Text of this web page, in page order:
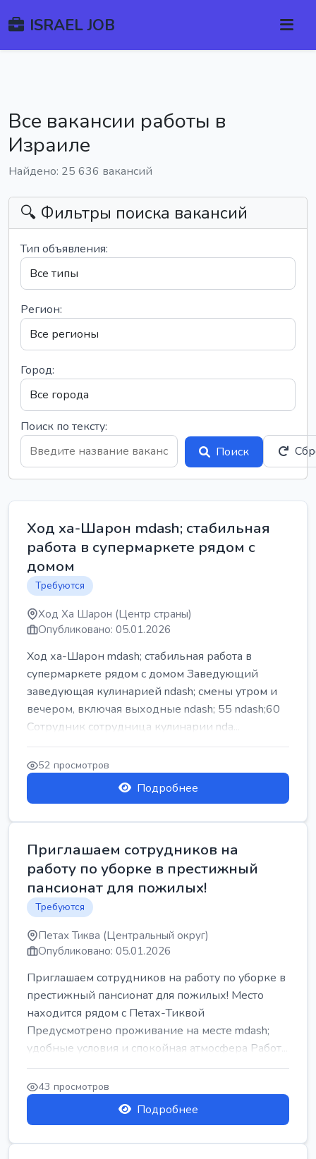
ISRAEL JOB
Все вакансии работы в
Израиле
Найдено: 25 636 вакансий
🔍 Фильтры поиска вакансий
Тип объявления:
Регион:
Город:
Поиск по тексту:
Поиск
Ход ха-Шарон mdash; стабильная
работа в супермаркете рядом с
домом
Требуются
Ход Ха Шарон (Центр страны)
Опубликовано: 05.01.2026
Ход ха-Шарон mdash; стабильная работа в
супермаркете рядом с домом Заведующий
заведующая кулинарией ndash; смены утром и
вечером, включая выходные ndash; 55 ndash;60
Сотрудник сотрудница кулинарии nda...
52 просмотров
Подробнее
Приглашаем сотрудников на
работу по уборке в престижный
пансионат для пожилых!
Требуются
Петах Тиква (Центральный округ)
Опубликовано: 05.01.2026
Приглашаем сотрудников на работу по уборке в
престижный пансионат для пожилых! Место
находится рядом с Петах-Тиквой
Предусмотрено проживание на месте mdash;
удобные условия и спокойная атмосфера Работ...
43 просмотров
Подробнее